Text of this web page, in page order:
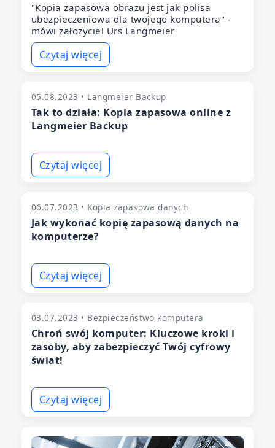
"Kopia zapasowa obrazu jest jak polisa
ubezpieczeniowa dla twojego komputera" -
mówi założyciel Urs Langmeier
Czytaj więcej
05.08.2023 • Langmeier Backup
Tak to działa: Kopia zapasowa online z
Langmeier Backup
Czytaj więcej
06.07.2023 • Kopia zapasowa danych
Jak wykonać kopię zapasową danych na
komputerze?
Czytaj więcej
03.07.2023 • Bezpieczeństwo komputera
Chroń swój komputer: Kluczowe kroki i
zasoby, aby zabezpieczyć Twój cyfrowy
świat!
Czytaj więcej